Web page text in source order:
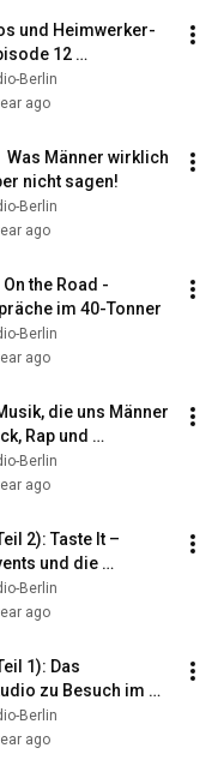
und Heimwerker-
12
#DatingChaos
Berlin
ago
Was Männer wirklich
nicht sagen!
Berlin
ago
the Road -
im 40-Tonner
Berlin
ago
die uns Männer
Rap und
an die 90er bis
Berlin
ago
2): Taste It –
und die
Berlin
ago
1): Das
zu Besuch im
Berlin
ago